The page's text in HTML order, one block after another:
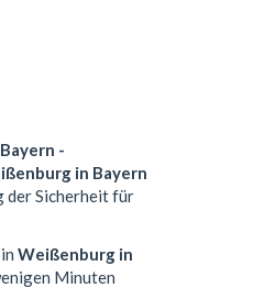
-
in Bayern
der Sicherheit für
Weißenburg in
Minuten